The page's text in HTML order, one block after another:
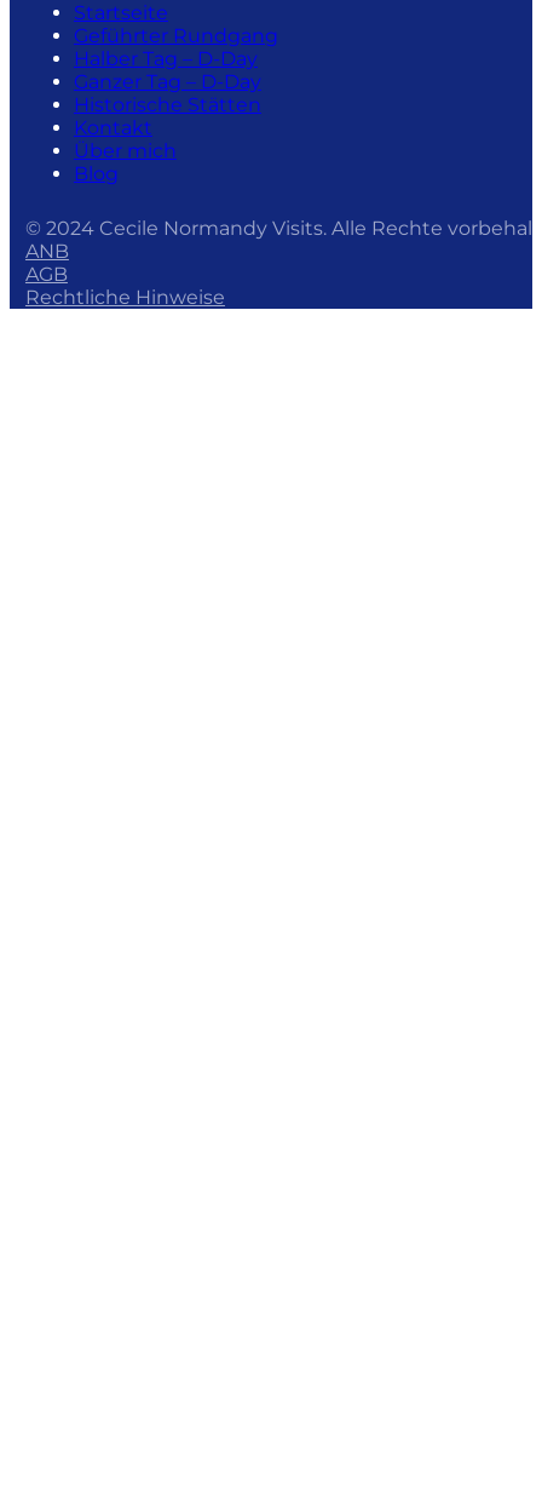
Startseite
Geführter Rundgang
Halber Tag – D-Day
Ganzer Tag – D-Day
Historische Stätten
Kontakt
Über mich
Blog
© 2024 Cecile Normandy Visits. Alle Rechte
ANB
AGB
Rechtliche Hinweise